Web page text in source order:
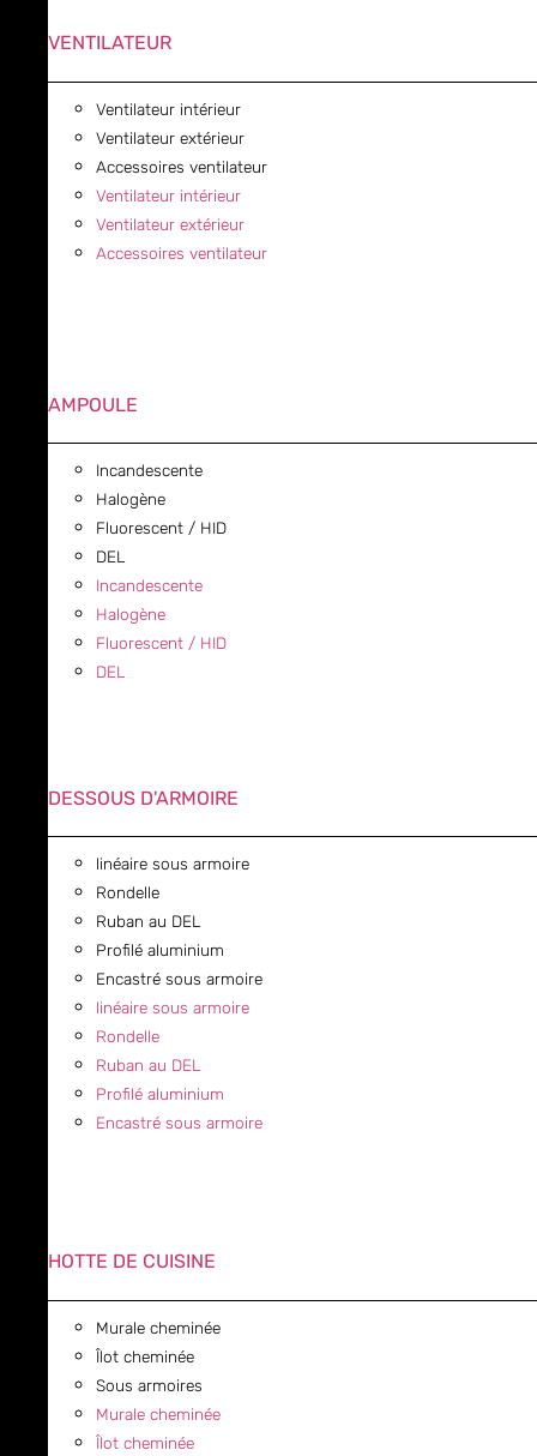
VENTILATEUR
Ventilateur intérieur
Ventilateur extérieur
Accessoires ventilateur
Ventilateur intérieur
Ventilateur extérieur
Accessoires ventilateur
AMPOULE
Incandescente
Halogène
Fluorescent / HID
DEL
Incandescente
Halogène
Fluorescent / HID
DEL
DESSOUS D'ARMOIRE
linéaire sous armoire
Rondelle
Ruban au DEL
Profilé aluminium
Encastré sous armoire
linéaire sous armoire
Rondelle
Ruban au DEL
Profilé aluminium
Encastré sous armoire
HOTTE DE CUISINE
Murale cheminée
Îlot cheminée
Sous armoires
Murale cheminée
Îlot cheminée